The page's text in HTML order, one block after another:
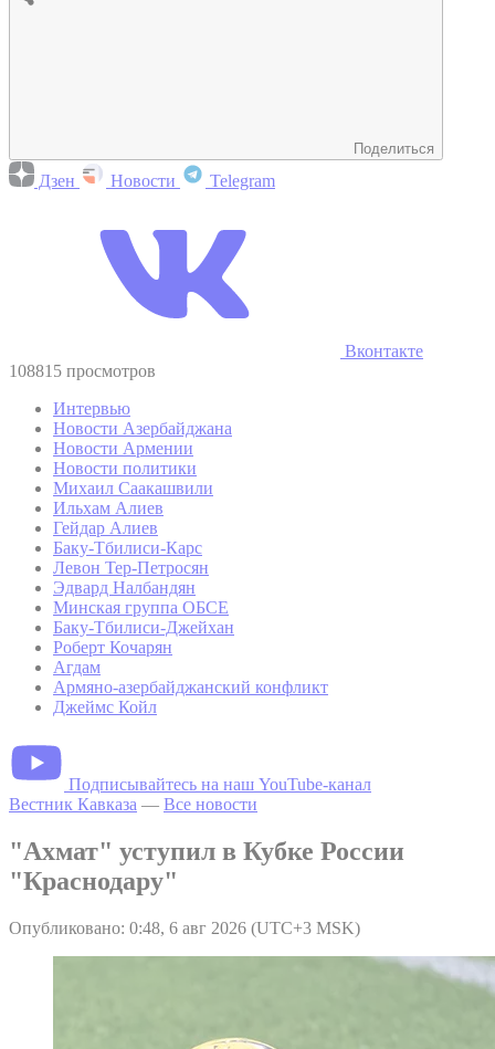
Поделиться
Дзен Новости Telegram
Вконтакте
108815 просмотров
Интервью
Новости Азербайджана
Новости Армении
Новости политики
Михаил Саакашвили
Ильхам Алиев
Гейдар Алиев
Баку-Тбилиси-Карс
Левон Тер-Петросян
Эдвард Налбандян
Минская группа ОБСЕ
Баку-Тбилиси-Джейхан
Роберт Кочарян
Агдам
Армяно-азербайджанский конфликт
Джеймс Койл
Подписывайтесь на наш YouTube-канал
Вестник Кавказа — Все новости
"Ахмат" уступил в Кубке России
"Краснодару"
Опубликовано: 0:48, 6 авг 2026 (UTC+3 MSK)